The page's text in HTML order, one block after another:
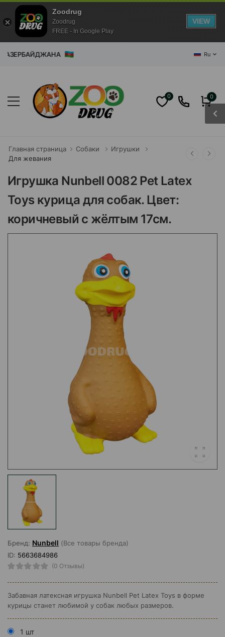
АЗЕРБАЙДЖАНА Ru
0 0
Главная страница Собаки
Игрушки
Для жевания
Игрушка Nunbell 0082 Pet Latex
Toys курица для собак. Цвет:
коричневый с жёлтым 17см.
Бренд: Nunbell (Все товары бренда)
ID: 5663684986
(0 Отзывы)
Забавная латексная игрушка Nunbell Pet Latex Toys в форме
курицы станет любимой у собак любых размеров.
1 шт
Zoodrug
Zoodrug
FREE - In Google Play
VIEW